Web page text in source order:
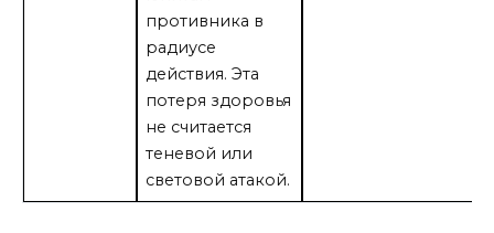
противника в
радиусе
действия. Эта
потеря здоровья
не считается
теневой или
световой атакой.